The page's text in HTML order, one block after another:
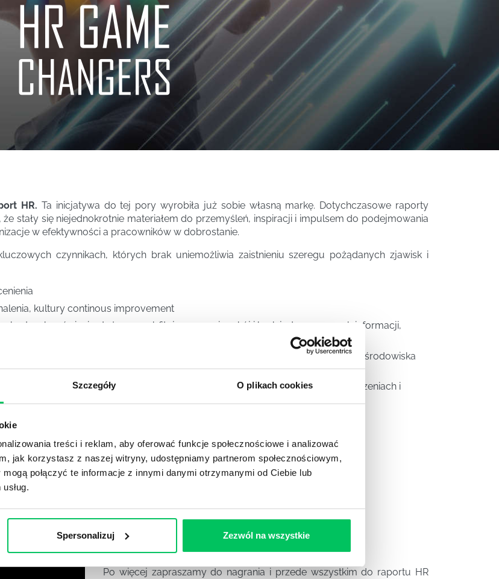
Szczegóły O plikach cookies
treści i reklam, aby oferować funkcje społecznościowe i analizować
jak korzystasz z naszej witryny, udostępniamy partnerom społecznościowym,
połączyć te informacje z innymi danymi otrzymanymi od Ciebie lub
Spersonalizuj Zezwól na wszystkie
HR. Ta inicjatywa do tej pory wyrobiła już sobie własną markę. Dotychczasowe raporty
stały się niejednokrotnie materiałem do przemyśleń, inspiracji i impulsem do podejmowania
w efektywności a pracowników w dobrostanie.
czynnikach, których brak uniemożliwia zaistnieniu szeregu pożądanych zjawisk i
kultury continous improvement
w świecie złożonym, obfitującym w niepokój i brak jednoznacznych informacji,
każdego pracownika i zespołu, kształtowania autentycznych postaw liderskich i środowiska
praktyki włączeniowe oraz czerpanie z różnorodności w doświadczeniach i
O JAKICH GAME CHANGERACH
PISZEMY W RAPORCIE?
Learning Agility
Po więcej zapraszamy do nagrania i przede wszystkim do raportu HR